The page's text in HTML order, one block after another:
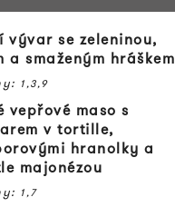
vývar se zeleninou,
a smaženým hráškem
1,3,9
vepřové maso s
v tortille,
hranolky a
majonézou
1,7